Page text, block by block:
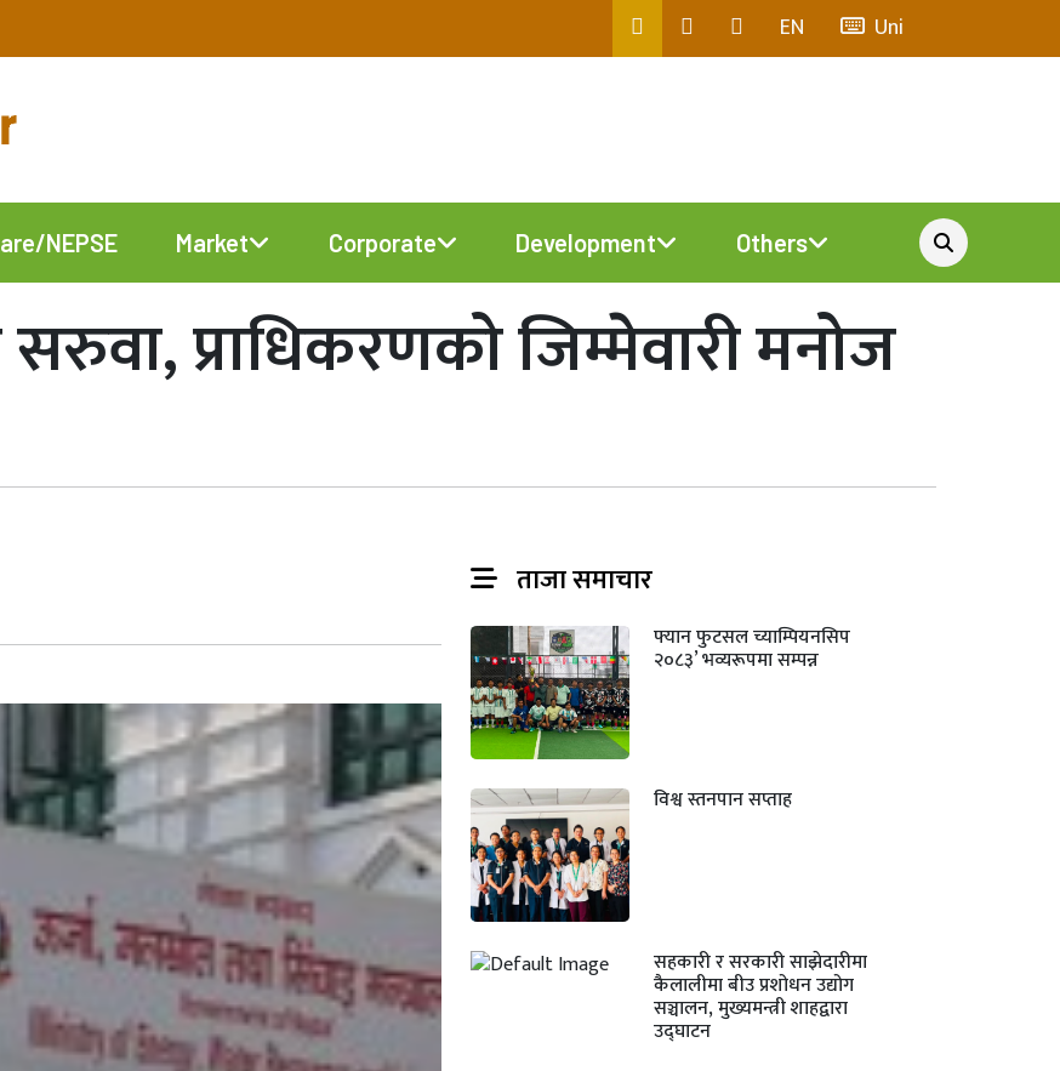
EN Uni
NEPSE Market Corporate Development Others
प्राधिकरणको जिम्मेवारी मनोज
ताजा समाचार
फ्यान फुटसल च्याम्पियनसिप
२०८३’ भव्यरूपमा सम्पन्न
विश्व स्तनपान सप्ताह
सहकारी र सरकारी साझेदारीमा
कैलालीमा बीउ प्रशोधन उद्योग
सञ्चालन, मुख्यमन्त्री शाहद्वारा
उद्घाटन